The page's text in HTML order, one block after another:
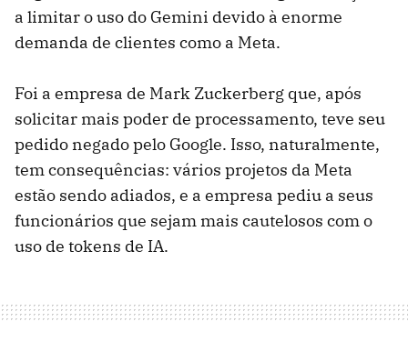
a limitar o uso do Gemini devido à enorme
demanda de clientes como a Meta.
Foi a empresa de Mark Zuckerberg que, após
solicitar mais poder de processamento, teve seu
pedido negado pelo Google. Isso, naturalmente,
tem consequências: vários projetos da Meta
estão sendo adiados, e a empresa pediu a seus
funcionários que sejam mais cautelosos com o
uso de tokens de IA.